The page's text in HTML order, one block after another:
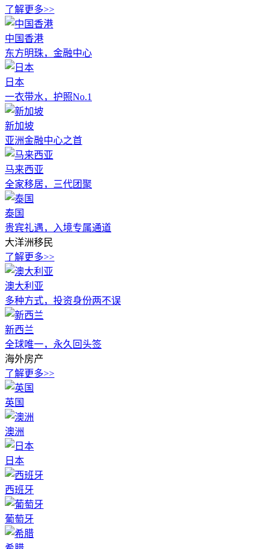
了解更多>>
中国香港
东方明珠，金融中心
日本
一衣带水，护照No.1
新加坡
亚洲金融中心之首
马来西亚
全家移居，三代团聚
泰国
贵宾礼遇，入境专属通道
大洋洲移民
了解更多>>
澳大利亚
多种方式，投资身份两不误
新西兰
全球唯一，永久回头签
海外房产
了解更多>>
英国
澳洲
日本
西班牙
葡萄牙